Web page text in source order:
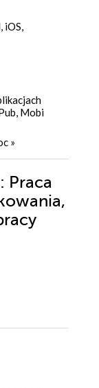
iOS,
Mobi
»
Praca